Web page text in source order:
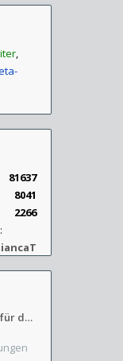
,
81637
8041
2266
Benutzerregistrierung für das SchickHD-/SchweifHD-Forum gesperrt